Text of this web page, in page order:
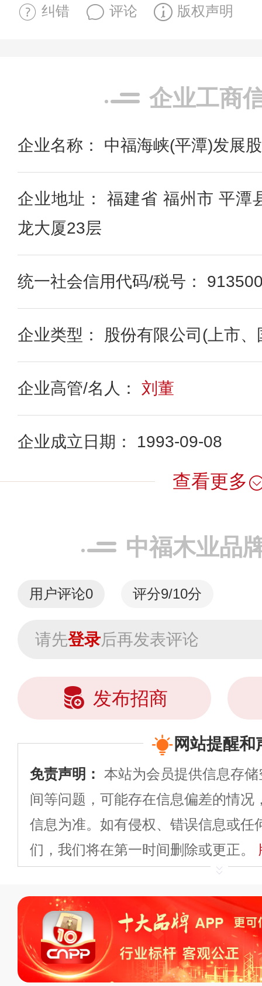
纠错 评论 版权声明
企业工商
企业名称： 中福海峡(平潭)发展
企业地址： 福建省 福州市 平潭
龙大厦23层
统一社会信用代码/税号：
企业类型： 股份有限公司(上市、
企业高管/名人： 刘董
企业成立日期： 1993-09-08
查看更多
中福木业品
用户评论0 评分9/10分
请先登录后再发表评论
发布招商
网站提醒和
免责声明： 本站为会员提供信息存
间等问题，可能存在信息偏差的情况
信息为准。如有侵权、错误信息或任
们，我们将在第一时间删除或更正。
平台自有内容（文字
标、LOGO 等）知识产权归本站所
复制、转载、商用。本站不生产产
不代理、不招商、不提供中介服务。
持投资购买的观点或意见，页面信息